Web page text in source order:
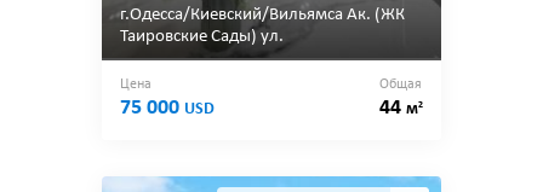
г.Одесса/Киевский/Вильямса Ак. (ЖК
Таировские Сады) ул.
Цена
75 000 USD
Общая
44 м2